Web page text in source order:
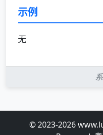
示例
无
© 2023-2026